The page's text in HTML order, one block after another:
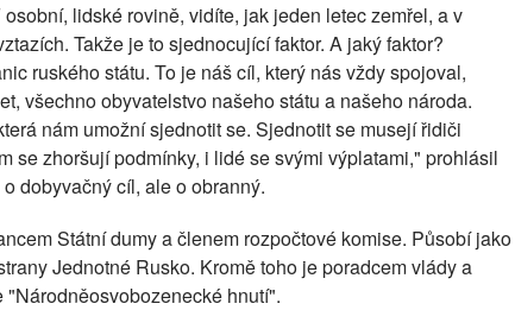
lidské rovině, vidíte, jak jeden letec zemřel, a v
Takže je to sjednocující faktor. A jaký faktor?
ruského státu. To je náš cíl, který nás vždy spojoval,
všechno obyvatelstvo našeho státu a našeho národa.
nám umožní sjednotit se. Sjednotit se musejí řidiči
se zhoršují podmínky, i lidé se svými výplatami," prohlásil
dobyvačný cíl, ale o obranný.
Státní dumy a členem rozpočtové komise. Působí jako
Jednotné Rusko. Kromě toho je poradcem vlády a
hnutí".